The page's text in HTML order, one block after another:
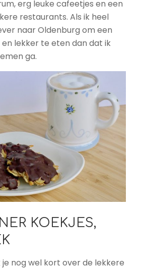
erg leuke cafeetjes en een
restaurants. Als ik heel
naar Oldenburg om een
lekker te eten dan dat ik
ga.
KOEKJES,
nog wel kort over de lekkere